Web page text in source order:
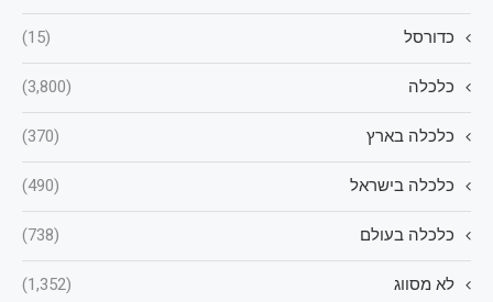
כדורסל (15)
כלכלה (3,800)
כלכלה בארץ (370)
כלכלה בישראל (490)
כלכלה בעולם (738)
לא מסווג (1,352)